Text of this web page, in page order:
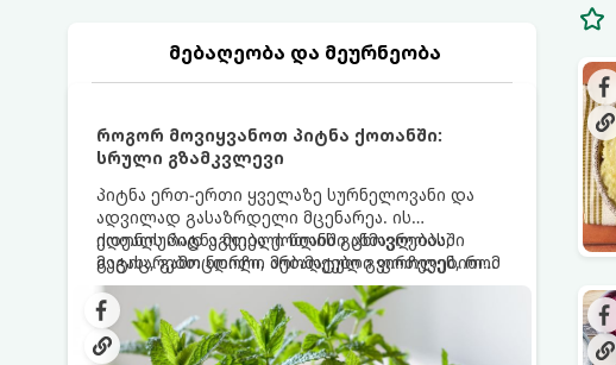
მებაღეობა და მეურნეობა
როგორ მოვიყვანოთ პიტნა ქოთანში:
სრული გზამკვლევი
პიტნა ერთ-ერთი ყველაზე სურნელოვანი და
ადვილად გასაზრდელი მცენარეა. ის
იდეალურად ეგუება ქოთანში ცხოვრებას,
მეტიც, გამოცდილი მებაღეები გვირჩევენ, რომ
პიტნა მხოლოდ ქოთანში მოვიყვანოთ, რადგან
ღია გრუნტში (ბაღში) დარგვისას ის ფესვებით
ძალიან სწრაფად ვრცელდება და სხვა
მცენარეებს ავიწროებს.
ქოთნის პიტნა მთელი წლის განმავლობაში
გაგახარებთ ნორჩი, არომატული ფოთლებით
ჩაის, ლიმონათისა თუ კერძებისთვის.